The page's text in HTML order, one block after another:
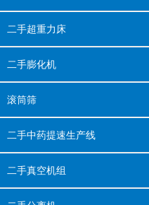
二手超重力床
二手膨化机
滚筒筛
二手中药提速生产线
二手真空机组